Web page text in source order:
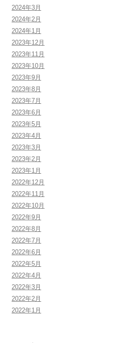
2024年3月
2024年2月
2024年1月
2023年12月
2023年11月
2023年10月
2023年9月
2023年8月
2023年7月
2023年6月
2023年5月
2023年4月
2023年3月
2023年2月
2023年1月
2022年12月
2022年11月
2022年10月
2022年9月
2022年8月
2022年7月
2022年6月
2022年5月
2022年4月
2022年3月
2022年2月
2022年1月